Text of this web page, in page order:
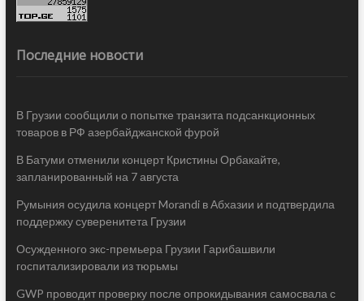
Последние новости
В Грузии сообщили о попытке транзита подсанкционных
товаров в РФ азербайджанской фурой
В Батуми отменили концерт Кристины Орбакайте,
запланированный на 7 августа
Румыния осудила концерт Morandi в Абхазии и подтвердила
поддержку суверенитета Грузии
Осужденного экс-премьера Грузии Гарибашвили
госпитализировали из тюрьмы
GWP проводит проверку после опрокидывания самосвала с